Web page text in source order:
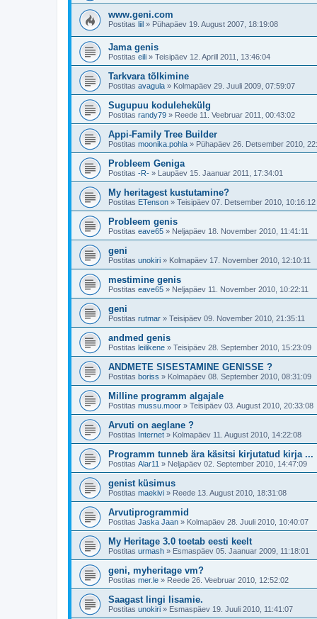
www.geni.com
Postitas liil » Pühapäev 19. August 2007, 18:19:08
Jama genis
Postitas eili » Teisipäev 12. Aprill 2011, 13:46:04
Tarkvara tõlkimine
Postitas avagula » Kolmapäev 29. Juuli 2009, 07:59:07
Sugupuu kodulehekülg
Postitas randy79 » Reede 11. Veebruar 2011, 00:43:02
Appi-Family Tree Builder
Postitas moonika.pohla » Pühapäev 26. Detsember 2010,
Probleem Geniga
Postitas -R- » Laupäev 15. Jaanuar 2011, 17:34:01
My heritagest kustutamine?
Postitas ETenson » Teisipäev 07. Detsember 2010, 10:16:12
Probleem genis
Postitas eave65 » Neljapäev 18. November 2010, 11:41:11
geni
Postitas unokiri » Kolmapäev 17. November 2010, 12:10:11
mestimine genis
Postitas eave65 » Neljapäev 11. November 2010, 10:22:11
geni
Postitas rutmar » Teisipäev 09. November 2010, 21:35:11
andmed genis
Postitas leilikene » Teisipäev 28. September 2010, 15:23:09
ANDMETE SISESTAMINE GENISSE ?
Postitas boriss » Kolmapäev 08. September 2010, 08:31:09
Milline programm algajale
Postitas mussu.moor » Teisipäev 03. August 2010, 20:33:08
Arvuti on aeglane ?
Postitas Internet » Kolmapäev 11. August 2010, 14:22:08
Programm tunneb ära käsitsi kirjutatud kirja ...
Postitas Alar11 » Neljapäev 02. September 2010, 14:47:09
genist küsimus
Postitas maekivi » Reede 13. August 2010, 18:31:08
Arvutiprogrammid
Postitas Jaska Jaan » Kolmapäev 28. Juuli 2010, 10:40:07
My Heritage 3.0 toetab eesti keelt
Postitas urmash » Esmaspäev 05. Jaanuar 2009, 11:18:01
geni, myheritage vm?
Postitas mer.le » Reede 26. Veebruar 2010, 12:52:02
Saagast lingi lisamie.
Postitas unokiri » Esmaspäev 19. Juuli 2010, 11:41:07